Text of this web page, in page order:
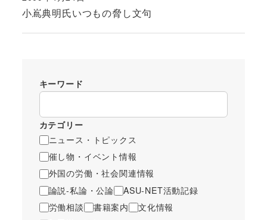
小嶌典明氏いつもの脅し文句
投稿日
キーワード
カテゴリー
ニュース・トピックス
催し物・イベント情報
外国の労働・社会関連情報
論説-私論・公論
ASU-NET活動記録
労働相談
書籍案内
文化情報